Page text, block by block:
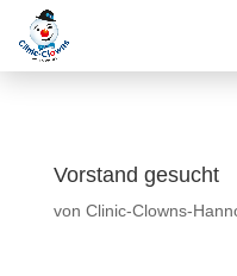
Vorstand gesucht
von Clinic-Clowns-